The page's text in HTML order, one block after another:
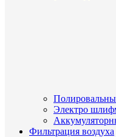
Электро
Фильтрация воздуха